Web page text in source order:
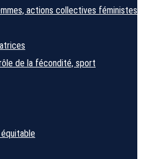
actions collectives féministes
de la fécondité, sport
équitable